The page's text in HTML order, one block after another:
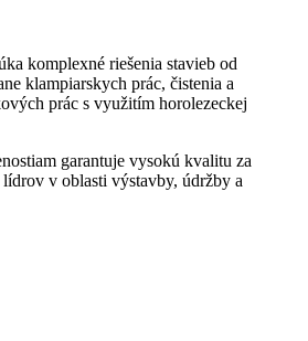
komplexné riešenia stavieb od
klampiarskych prác, čistenia a
prác s využitím horolezeckej
garantuje vysokú kvalitu za
v oblasti výstavby, údržby a